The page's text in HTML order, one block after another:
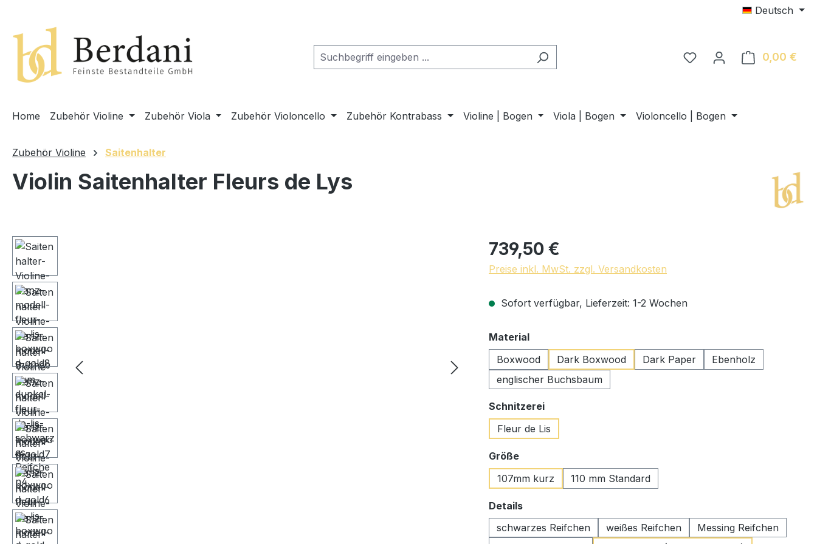
Deutsch
0,00 €
Home Zubehör Violine Zubehör Viola Zubehör Violoncello Zubehör Kontrabass Violine | Bogen Viola | Bogen Violoncello | Bogen
Zubehör Violine Saitenhalter
Violin Saitenhalter Fleurs de Lys
Bildergalerie überspringen 739,50 €
Preise inkl. MwSt. zzgl. Versandkosten
Sofort verfügbar, Lieferzeit: 1-2 Wochen
Materialauswählen
Boxwood
Dark Boxwood Dark Paper
Ebenholz
englischer Buchsbaum
Schnitzereiauswählen
Fleur de Lis
Größeauswählen
107mm kurz
110 mm Standard
Detailsauswählen
schwarzes Reifchen
weißes Reifchen
Messing Reifchen